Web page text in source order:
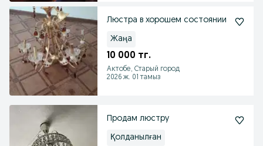
Люстра в хорошем состоянии
Жаңа
10 000 тг.
Актобе, Старый город
2026 ж. 01 тамыз
Продам люстру
Қолданылған